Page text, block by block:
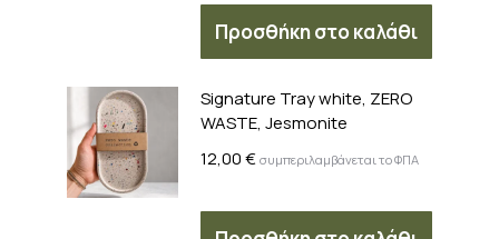
Προσθήκη στο καλάθι
Signature Tray white, ZERO
WASTE, Jesmonite
12,00€ συμπεριλαμβάνεται το ΦΠΑ